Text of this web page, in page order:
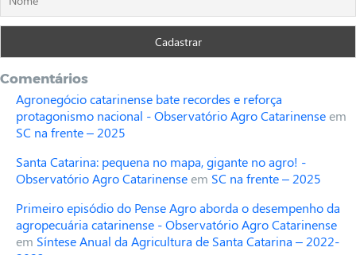
Comentários
Agronegócio catarinense bate recordes e reforça
protagonismo nacional - Observatório Agro Catarinenseem
SC na frente – 2025
Santa Catarina: pequena no mapa, gigante no agro! -
Observatório Agro Catarinenseem SC na frente – 2025
Primeiro episódio do Pense Agro aborda o desempenho da
agropecuária catarinense - Observatório Agro Catarinense
em Síntese Anual da Agricultura de Santa Catarina – 2022-